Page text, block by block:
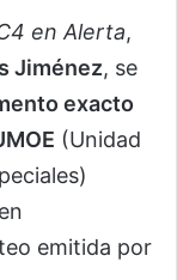
en Alerta,
Jiménez, se
exacto
(Unidad
emitida por